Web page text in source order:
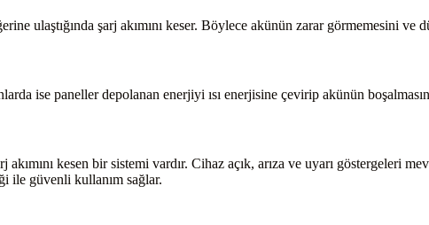
ulaştığında şarj akımını keser. Böylece akünün zarar görmemesini ve
ise paneller depolanan enerjiyi ısı enerjisine çevirip akünün
kesen bir sistemi vardır. Cihaz açık, arıza ve uyarı göstergeleri
ile güvenli kullanım sağlar.